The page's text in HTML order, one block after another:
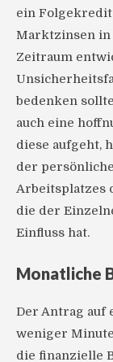
ein Folgekredit
Marktzinsen in
Zeitraum
bedenken
auch eine
diese aufgeht,
der
Arbeitsplatzes
die der
Einfluss hat.
Monatliche
Der Antrag auf
weniger
die finanzielle